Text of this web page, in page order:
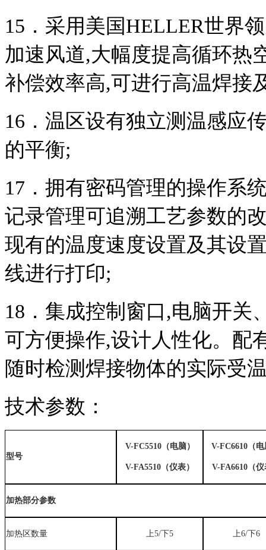
15 ．采用美国HELLER世界
加速风道,大幅度提高循环热
补偿效率高,可进行高温焊接
16 ．温区设有独立测温感应
的平衡;
17 ．拥有密码管理的操作系
记录管理可追溯工艺参数的
现有的温度速度设置及其设
线进行打印;
18 ．集成控制窗口,电脑开关
可方便操作,设计人性化。配
随时检测焊接物体的实际受
技术参数：
型号
V-FC5510（电脑）
V-FA5510（仪表）
V-FC6610（
V-FA6610（
加热部分参数
加热区数量 上5/下5 上6/下6